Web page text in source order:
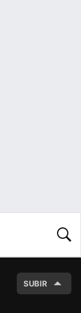
SUBIR